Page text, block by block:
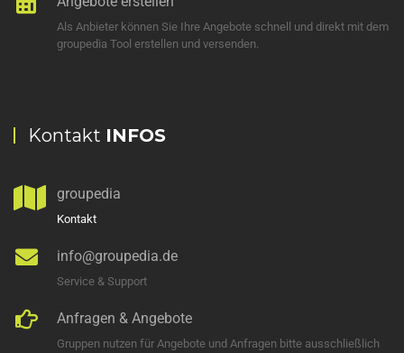
Als Anbieter können Sie Ihre Angebote schnell und direkt mit dem
groupedia Tool erstellen und versenden.
Kontakt INFOS
groupedia
Kontakt
info@groupedia.de
Service & Support
Anfragen & Angebote
Gruppen nutzen für Angebote und Anfragen bitte ausschließlich